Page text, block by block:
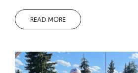
READ MORE